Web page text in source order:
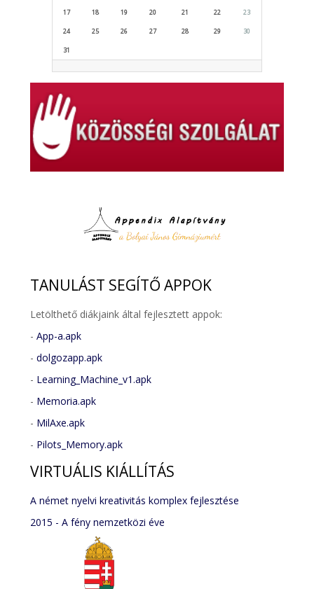
17 18 19 20 21 22 23
24 25 26 27 28 29 30
31
TANULÁST SEGÍTŐ APPOK
Letölthető diákjaink által fejlesztett appok:
-App-a.apk
-dolgozapp.apk
- Learning_Machine_v1.apk
- Memoria.apk
- MilAxe.apk
- Pilots_Memory.apk
VIRTUÁLIS KIÁLLÍTÁS
A német nyelvi kreativitás komplex fejlesztése
2015 - A fény nemzetközi éve